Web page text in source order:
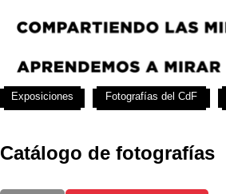
Catálogo de fotografías
Exposiciones Fotografías del CdF